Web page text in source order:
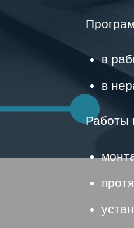
в
в
Работы